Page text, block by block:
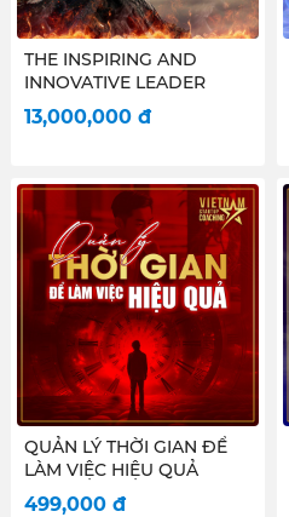
THE INSPIRING AND
INNOVATIVE LEADER
13,000,000 đ
QUẢN LÝ THỜI GIAN ĐỂ
LÀM VIỆC HIỆU QUẢ
499,000 đ